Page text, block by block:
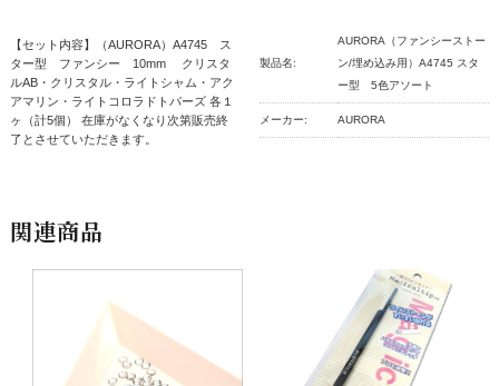
【セット内容】（AURORA）A4745 ス
ター型 ファンシー 10mm クリスタ
ルAB・クリスタル・ライトシャム・アク
アマリン・ライトコロラドトパーズ 各１
ヶ（計5個） 在庫がなくなり次第販売終
了とさせていただきます。
製品名:
AURORA（ファンシーストー
ン/埋め込み用）A4745 スタ
ー型 5色アソート
メーカー: AURORA
関連商品